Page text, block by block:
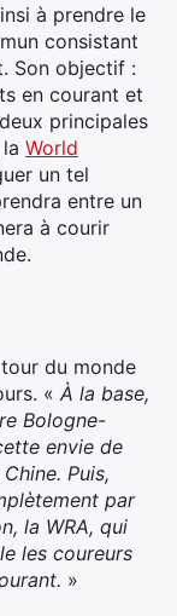
à prendre le
consistant
Son objectif :
en courant et
principales
World
un tel
entre un
à courir
du monde
« À la base,
Bologne-
envie de
Puis,
par
la WRA, qui
les coureurs
»